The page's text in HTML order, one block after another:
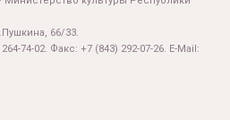
66/33.
74-02. Факс: +7 (843) 292-07-26. E-Mail: